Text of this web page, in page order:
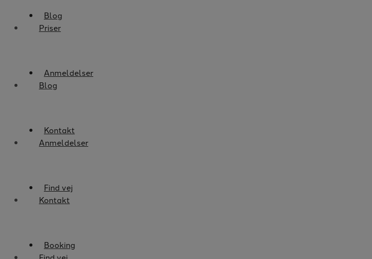
Blog
Anmeldelser
Kontakt
Find vej
Booking
Priser
Blog
Anmeldelser
Kontakt